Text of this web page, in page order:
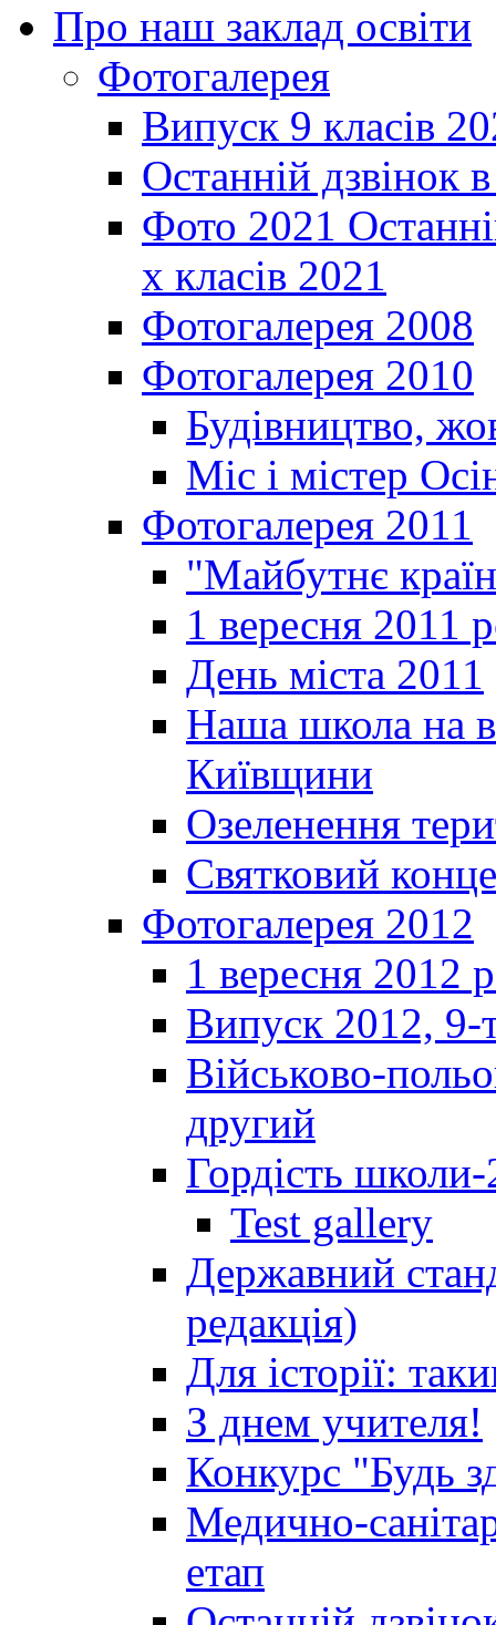
Про наш заклад освіти
Фотогалерея
Випуск 9 класів
Останній дзвінок
Фото 2021
х класів 2021
Фотогалерея 2008
Фотогалерея 2010
Будівництво,
Міс і містер
Фотогалерея 2011
"Майбутнє
1 вересня 2011
День міста 2011
Наша школа на
Київщини
Озеленення
Святковий
Фотогалерея 2012
1 вересня 2012
Випуск 2012, 9-
Військово-
другий
Гордість
Test gallery
Державний
редакція)
Для історії:
З днем учителя!
Конкурс "Будь
Медично-
етап